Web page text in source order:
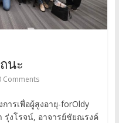
นะ
Comments
ารเพื่อผู้สูงอายุ-forOldy
งโรจน์, อาจารย์ชัยณรงค์